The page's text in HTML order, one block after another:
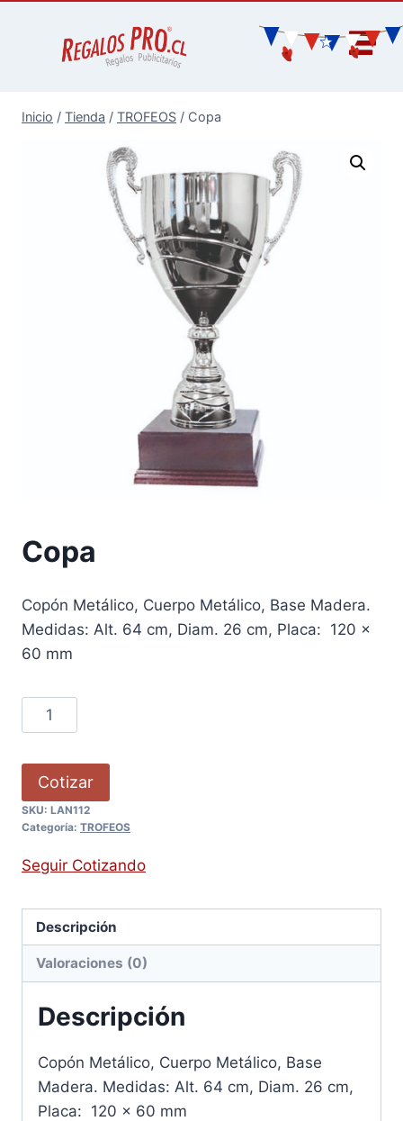
Inicio / Tienda / TROFEOS / Copa
Copa
Copón Metálico, Cuerpo Metálico, Base Madera.
Medidas: Alt. 64 cm, Diam. 26 cm, Placa: 120 x
60 mm
Cotizar
SKU: LAN112
Categoría: TROFEOS
Seguir Cotizando
Descripción
Valoraciones (0)
Descripción
Copón Metálico, Cuerpo Metálico, Base
Madera. Medidas: Alt. 64 cm, Diam. 26 cm,
Placa: 120 x 60 mm